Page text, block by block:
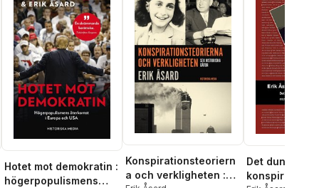
Hotet mot demokratin :
högerpopulismens
Konspirationsteoriern
a och verkligheten :
Det dunkelt